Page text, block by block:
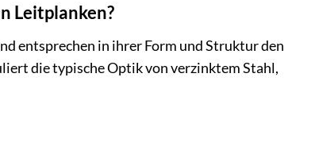
Leitplanken?
entsprechen in ihrer Form und Struktur den
die typische Optik von verzinktem Stahl,